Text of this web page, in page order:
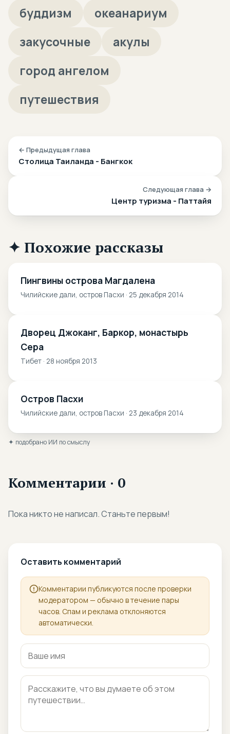
буддизм
океанариум
закусочные
акулы
город ангелом
путешествия
← Предыдущая глава
Столица Таиланда - Бангкок
Следующая глава →
Центр туризма - Паттайя
✦ Похожие рассказы
Пингвины острова Магдалена
Чилийские дали, остров Пасхи · 25 декабря 2014
Дворец Джоканг, Баркор, монастырь
Сера
Тибет · 28 ноября 2013
Остров Пасхи
Чилийские дали, остров Пасхи · 23 декабря 2014
✦ подобрано ИИ по смыслу
Комментарии · 0
Пока никто не написал. Станьте первым!
Оставить комментарий
Комментарии публикуются после проверки
модератором — обычно в течение пары
часов. Спам и реклама отклоняются
автоматически.